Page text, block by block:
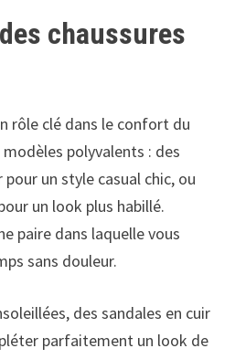
chaussures
rôle clé dans le confort du
polyvalents : des
un style casual chic, ou
un look plus habillé.
paire dans laquelle vous
sans douleur.
des sandales en cuir
parfaitement un look de